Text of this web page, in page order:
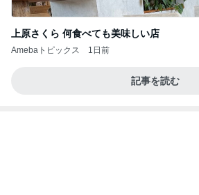
上原さくら 何食べても美味しい店
Amebaトピックス 1日前
記事を読む